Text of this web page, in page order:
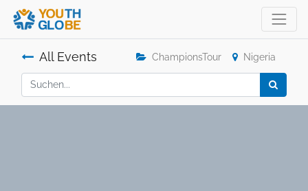
All Events ChampionsTour Nigeria